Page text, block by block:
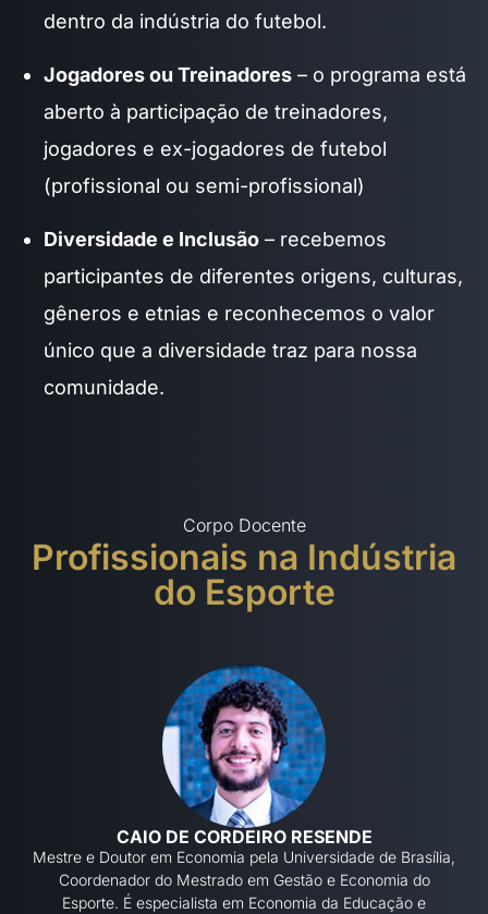
dentro da indústria do futebol.
Jogadores ou Treinadores – o programa está
aberto à participação de treinadores,
jogadores e ex-jogadores de futebol
(profissional ou semi-profissional)
Diversidade e Inclusão – recebemos
participantes de diferentes origens, culturas,
gêneros e etnias e reconhecemos o valor
único que a diversidade traz para nossa
comunidade.
Corpo Docente
Profissionais na Indústria
do Esporte
CAIO DE CORDEIRO RESENDE
Mestre e Doutor em Economia pela Universidade de Brasília,
Coordenador do Mestrado em Gestão e Economia do
Esporte. É especialista em Economia da Educação e